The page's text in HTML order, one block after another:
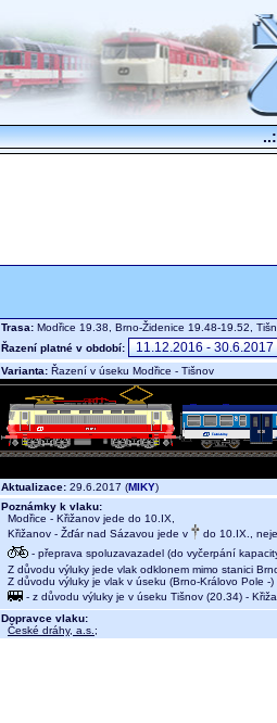
Trasa: Modřice 19.38, Brno-Židenice 19.48-19.52,
Řazení platné v období:
Varianta: Řazení v úseku Modřice - Tišnov
Aktualizace: 29.6.2017 (MIKY)
Poznámky k vlaku:
Modřice - Křižanov jede do 10.IX,
Křižanov - Žďár nad Sázavou jede v
do 10.IX.,
- přeprava spoluzavazadel (do vyčerpání
Z důvodu výluky jede vlak odklonem mimo stanici
Z důvodu výluky je vlak v úseku (Brno-Královo Pole
- z důvodu výluky je v úseku Tišnov (20.34) -
Dopravce vlaku:
České dráhy, a.s. ;